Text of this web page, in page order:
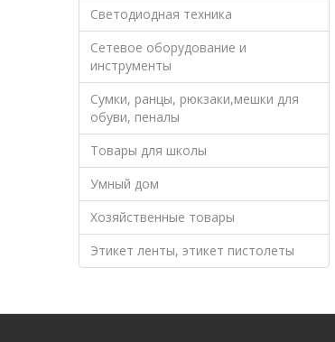
Светодиодная техника
Сетевое оборудование и
инструменты
Сумки, ранцы, рюкзаки,мешки для
обуви, пеналы
Товары для школы
Умный дом
Хозяйственные товары
Этикет ленты, этикет пистолеты